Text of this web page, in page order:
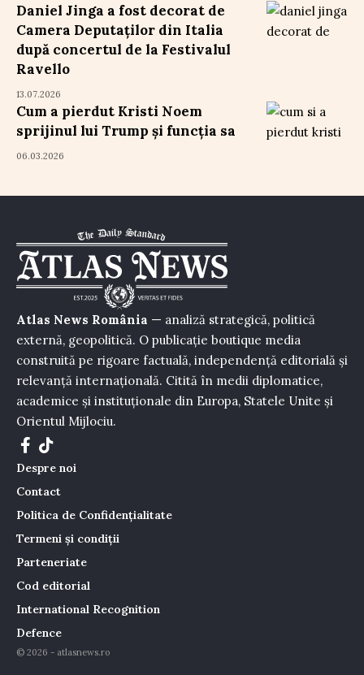
Daniel Jinga a fost decorat de
Camera Deputaților din Italia
după concertul de la Festivalul
Ravello
13.07.2026
Cum a pierdut Kristi Noem
sprijinul lui Trump și funcția sa
06.03.2026
Atlas News România — analiză strategică, politică
externă, geopolitică. O publicație boutique media
construită pe rigoare factuală, independență editorială și
relevanță internațională. Citită în medii diplomatice,
academice și instituționale din Europa, Statele Unite și
Orientul Mijlociu.
Despre noi
Contact
Politica de Confidențialitate
Termeni și condiții
Parteneriate
Cod editorial
International Recognition
Defence
© 2026 - atlasnews.ro